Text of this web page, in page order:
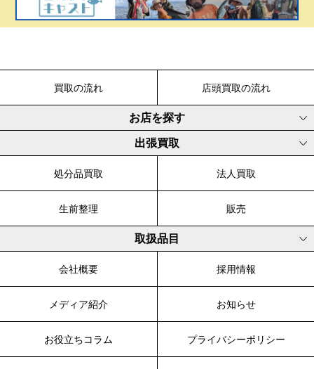
買取の流れ 店頭買取の流れ
お店を探す
出張買取
処分品買取 法人買取
生前整理 販売
取扱品目
会社概要 採用情報
メディア紹介 お知らせ
お役立ちコラム プライバシーポリシー